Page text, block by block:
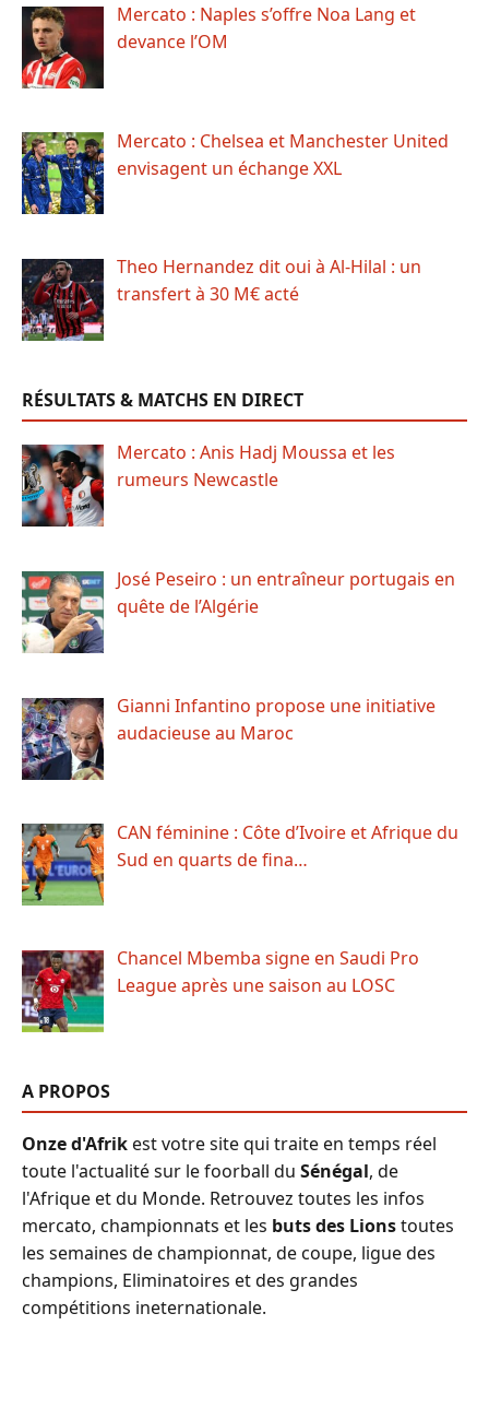
Mercato : Naples s’offre Noa Lang et
devance l’OM
Mercato : Chelsea et Manchester United
envisagent un échange XXL
Theo Hernandez dit oui à Al-Hilal : un
transfert à 30 M€ acté
RÉSULTATS & MATCHS EN DIRECT
Mercato : Anis Hadj Moussa et les
rumeurs Newcastle
José Peseiro : un entraîneur portugais en
quête de l’Algérie
Gianni Infantino propose une initiative
audacieuse au Maroc
CAN féminine : Côte d’Ivoire et Afrique du
Sud en quarts de fina…
Chancel Mbemba signe en Saudi Pro
League après une saison au LOSC
A PROPOS
Onze d'Afrikest votre site qui traite en temps réel
toute l'actualité sur le foorball du Sénégal, de
l'Afrique et du Monde. Retrouvez toutes les infos
mercato, championnats et les buts des Lionstoutes
les semaines de championnat, de coupe, ligue des
champions, Eliminatoires et des grandes
compétitions ineternationale.